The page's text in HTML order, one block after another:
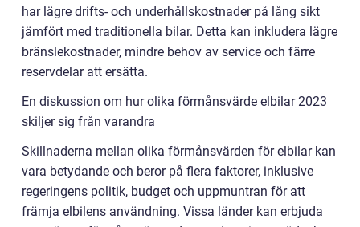
har lägre drifts- och underhållskostnader på lång sikt
jämfört med traditionella bilar. Detta kan inkludera lägre
bränslekostnader, mindre behov av service och färre
reservdelar att ersätta.
En diskussion om hur olika förmånsvärde elbilar 2023
skiljer sig från varandra
Skillnaderna mellan olika förmånsvärden för elbilar kan
vara betydande och beror på flera faktorer, inklusive
regeringens politik, budget och uppmuntran för att
främja elbilens användning. Vissa länder kan erbjuda